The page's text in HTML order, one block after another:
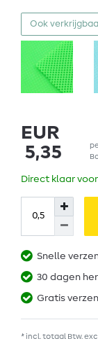
Ook
EUR
5,35
Direct klaar
Snelle
30 dagen
Gratis
* incl. totaal Btw.